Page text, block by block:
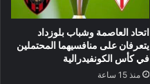
اتحاد العاصمة وشباب بلوزداد
يتعرفان على منافسيهما المحتملين
في كأس الكونفيدرالية
منذ 15 ساعة